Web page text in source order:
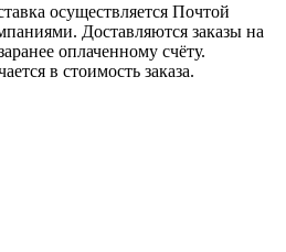
осуществляется Почтой
Доставляются заказы на
оплаченному счёту.
в стоимость заказа.